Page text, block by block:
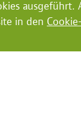
in den